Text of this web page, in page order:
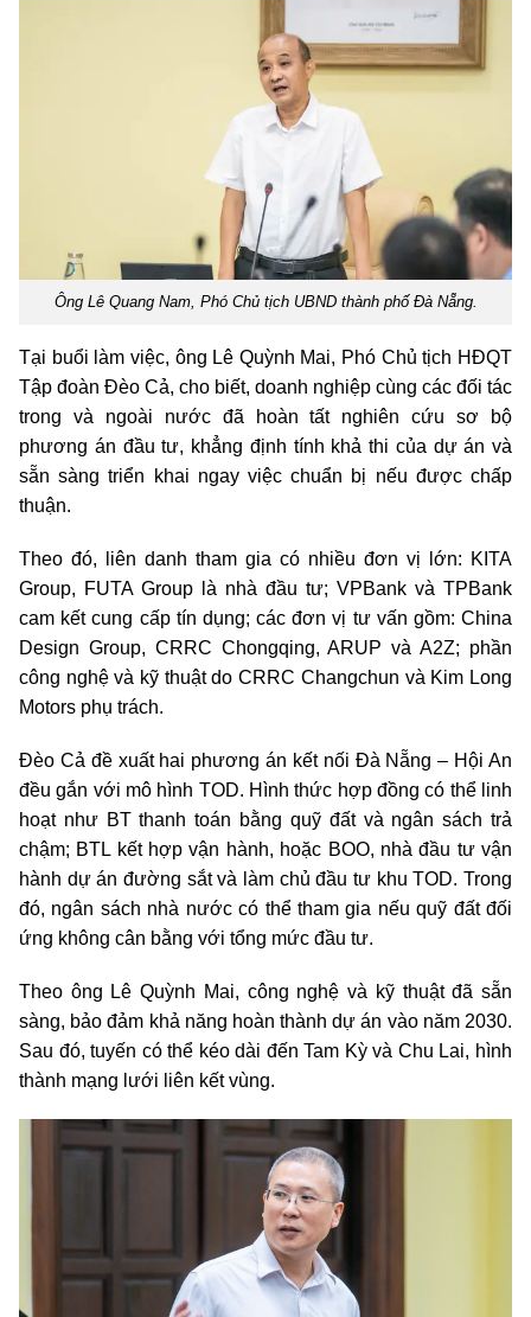
Ông Lê Quang Nam, Phó Chủ tịch UBND thành phố Đà Nẵng.
Tại buổi làm việc, ông Lê Quỳnh Mai, Phó Chủ tịch HĐQT
Tập đoàn Đèo Cả, cho biết, doanh nghiệp cùng các đối tác
trong và ngoài nước đã hoàn tất nghiên cứu sơ bộ
phương án đầu tư, khẳng định tính khả thi của dự án và
sẵn sàng triển khai ngay việc chuẩn bị nếu được chấp
thuận.
Theo đó, liên danh tham gia có nhiều đơn vị lớn: KITA
Group, FUTA Group là nhà đầu tư; VPBank và TPBank
cam kết cung cấp tín dụng; các đơn vị tư vấn gồm: China
Design Group, CRRC Chongqing, ARUP và A2Z; phần
công nghệ và kỹ thuật do CRRC Changchun và Kim Long
Motors phụ trách.
Đèo Cả đề xuất hai phương án kết nối Đà Nẵng – Hội An
đều gắn với mô hình TOD. Hình thức hợp đồng có thể linh
hoạt như BT thanh toán bằng quỹ đất và ngân sách trả
chậm; BTL kết hợp vận hành, hoặc BOO, nhà đầu tư vận
hành dự án đường sắt và làm chủ đầu tư khu TOD. Trong
đó, ngân sách nhà nước có thể tham gia nếu quỹ đất đối
ứng không cân bằng với tổng mức đầu tư.
Theo ông Lê Quỳnh Mai, công nghệ và kỹ thuật đã sẵn
sàng, bảo đảm khả năng hoàn thành dự án vào năm 2030.
Sau đó, tuyến có thể kéo dài đến Tam Kỳ và Chu Lai, hình
thành mạng lưới liên kết vùng.